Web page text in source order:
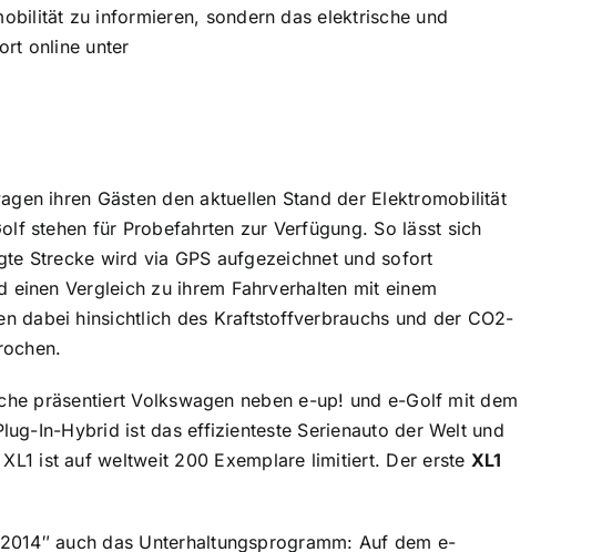
zu informieren, sondern das elektrische und
online unter
ihren Gästen den aktuellen Stand der Elektromobilität
stehen für Probefahrten zur Verfügung. So lässt sich
Strecke wird via GPS aufgezeichnet und sofort
einen Vergleich zu ihrem Fahrverhalten mit einem
dabei hinsichtlich des Kraftstoffverbrauchs und der CO2-
präsentiert Volkswagen neben e-up! und e-Golf mit dem
In-Hybrid ist das effizienteste Serienauto der Welt und
ist auf weltweit 200 Exemplare limitiert. Der erste XL1
auch das Unterhaltungsprogramm: Auf dem e-